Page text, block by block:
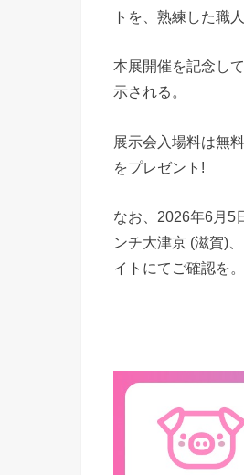
トを、熟練した職
本展開催を記念し
示される。
展示会入場料は無
をプレゼント!
なお、2026年6月5
ンチ大津京 (滋賀)
イトにてご確認を。